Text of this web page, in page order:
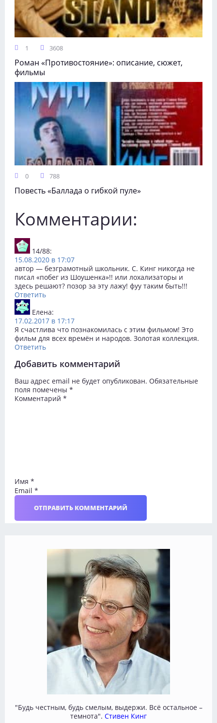
1 3608
Роман «Противостояние»: описание, сюжет,
фильмы
0 788
Повесть «Баллада о гибкой пуле»
Комментарии:
14/88:
15.08.2020 в 17:07
автор — безграмотный школьник. С. Кинг никогда не
писал «побег из Шоушенка»!! или лохализаторы и
здесь решают? позор за эту лажу! фуу таким быть!!!
Ответить
Елена:
17.02.2017 в 17:17
Я счастлива что познакомилась с этим фильмом! Это
фильм для всех времён и народов. Золотая коллекция.
Ответить
Добавить комментарий
Ваш адрес email не будет опубликован. Обязательные
поля помечены *
Комментарий *
Имя *
Email *
"Будь честным, будь смелым, выдержи. Всё остальное –
темнота". Стивен Кинг